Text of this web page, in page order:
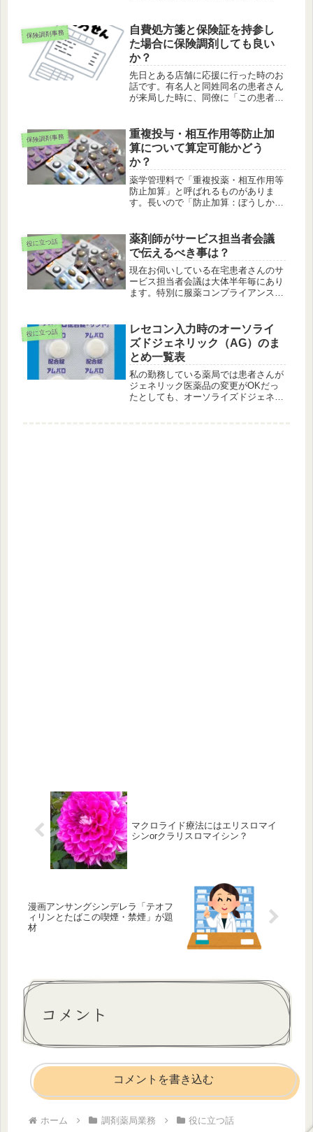
投薬を押し付けていないでしょうか？
苦手なタイプの患者さんは？ちなみ
に、...
保険調剤事務
自費処方箋と保険証を持参し
た場合に保険調剤しても良い
か？
先日とある店舗に応援に行った時のお
話です。有名人と同姓同名の患者さん
が来局した時に、同僚に「この患者さ
や、ちょっと分からないですね…」と
なりました。その後、職場の誰一人と
して...
保険調剤事務
重複投与・相互作用等防止加
算について算定可能かどう
か？
薬学管理料で「重複投薬・相互作用等
防止加算」と呼ばれるものがありま
す。長いので「防止加算：ぼうしかさ
ていたので疑義紹介をして削除しても
らった場合に加算を取ると逆に高くな
っ...
役に立つ話
薬剤師がサービス担当者会議
で伝えるべき事は？
現在お伺いしている在宅患者さんのサ
ービス担当者会議は大体半年毎にあり
ます。特別に服薬コンプライアンスに
ったのですが、何か役に立てる事、提
案できる事はないかと思い考えてみる
事...
役に立つ話
レセコン入力時のオーソライ
ズドジェネリック（AG）のま
とめ一覧表
私の勤務している薬局では患者さんが
ジェネリック医薬品の変更がOKだっ
たとしても、オーソライズドジェネリ
マクロライド療法にはエリスロマイ
シンorクラリスロマイシン？
漫画アンサングシンデレラ「テオフ
ィリンとたばこの喫煙・禁煙」が題
材
コメント
コメントを書き込む
ホーム 調剤薬局業務 役に立つ話